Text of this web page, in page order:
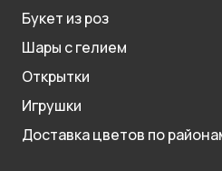
Букет из роз
Шары с гелием
Открытки
Игрушки
Доставка цветов по